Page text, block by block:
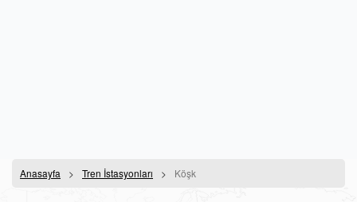
Anasayfa Tren İstasyonları Köşk